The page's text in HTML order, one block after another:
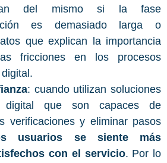
del mismo si la fase
es demasiado larga o
que explican la importancia
fricciones en los procesos
digital.
: cuando utilizan soluciones
digital que son capaces de
verificaciones y eliminar pasos
usuarios se siente más
con el servicio. Por lo